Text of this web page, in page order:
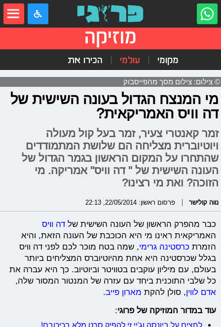
מוזיקה
מקומי עולמי הכירו את
© צילום: צילום מסך מהפייסבוק
מי המנצח הגדול בעונה השישית של
דה וויס האמריקאית?
זמר קאנטרי צעיר, זמר בעל קול מעולה
ויוטיוברית מצליחה הם שלושת המתמודדים
שהתחרו על המקום הראשון בגמר הגדול של
העונה השישית של " דה וויס" אמריקה. מי
הזוכה? ואת מי רצינו?
נווה קולישר פרסום ראשון: 22/05/2014, 22:13
כבר מהפרק הראשון של העונה השישית שלדה וויס
האמריקאית ראינו מי היא הכוכבת של העונה הזאת, והיא
הזמרת כרסטינה גרימי, שמה בטח מוכר לכם לפני דה וויס
בגלל שכרסטינה היא אחת מהיוטיוברס המצליחים ביותר
בעולם, עם מיליון עוקבים בטוויטר וביוטיוב. כך היא עברה את
כל שלבי התוכנית ביחד עם עזרה של המנטור המסור שלה,
אדם לווין, סולן להקת מארון פייב.
עוד במדור המוזיקה של פרוגי:
לחצים על ביונסה וג'יי זי להפיק סרט מלא בכיכובם!